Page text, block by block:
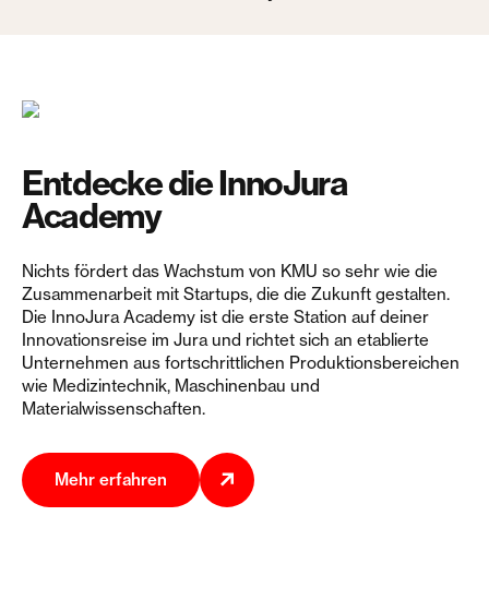
Entdecke die InnoJura
Academy
Nichts fördert das Wachstum von KMU so sehr wie die
Zusammenarbeit mit Startups, die die Zukunft gestalten.
Die InnoJura Academy ist die erste Station auf deiner
Innovationsreise im Jura und richtet sich an etablierte
Unternehmen aus fortschrittlichen Produktionsbereichen
wie Medizintechnik, Maschinenbau und
Materialwissenschaften.
Mehr erfahren